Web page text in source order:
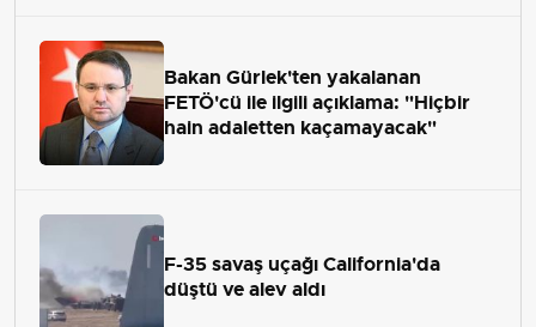
Bakan Gürlek'ten yakalanan
FETÖ'cü ile ilgili açıklama: "Hiçbir
hain adaletten kaçamayacak"
F-35 savaş uçağı California'da
düştü ve alev aldı